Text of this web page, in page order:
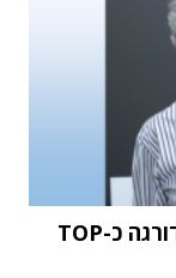
מחקר STKI השנתי: וואן טכנולוגיות דורגה כ-TOP